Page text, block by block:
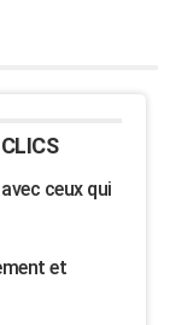
ceux qui
et